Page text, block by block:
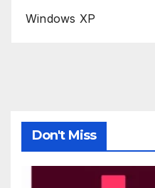
Windows XP
Don't Miss